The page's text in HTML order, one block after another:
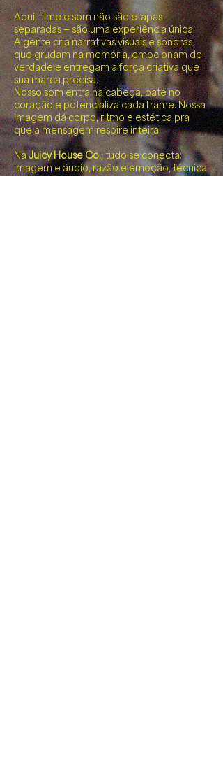
Aqui, filme e som não são etapas
separadas — são uma experiência única.
A gente cria narrativas visuais e sonoras
que grudam na memória, emocionam de
verdade e entregam a força criativa que
sua marca precisa.
Nosso som entra na cabeça, bate no
coração e potencializa cada frame. Nossa
imagem dá corpo, ritmo e estética pra
que a mensagem respire inteira.
NaJuicy House Co., tudo se conecta:
imagem e áudio, razão e emoção, técnica
e ousadia.